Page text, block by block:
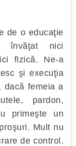
de o educaţie
nici
fizică. Ne-a
şi execuţia
dacă femeia a
pardon,
primeşte un
Mult nu
de control.